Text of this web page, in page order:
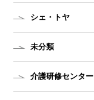
シェ・トヤ
未分類
介護研修センター